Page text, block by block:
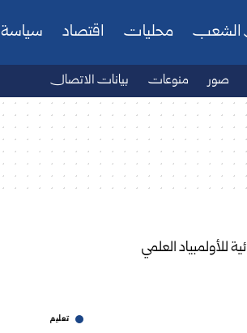
محليات اقتصاد سياسة
صور منوعات بيانات الاتصال
تعليم